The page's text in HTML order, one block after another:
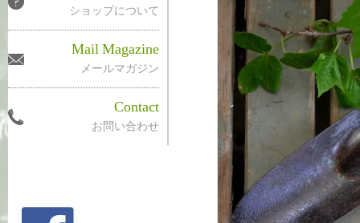
ショップについて
Mail Magazine
メールマガジン
Contact
お問い合わせ